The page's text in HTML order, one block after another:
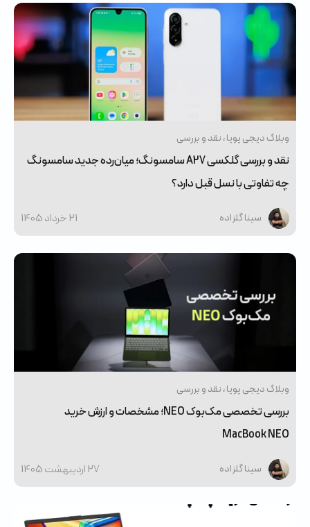
وبلاگ دیجی پویا نقد و بررسی
نقد و بررسی گلکسی A27 سامسونگ؛ میان‌رده جدید سامسونگ
چه تفاوتی با نسل قبل دارد؟
سینا گلزاده 21 خرداد 1405
وبلاگ دیجی پویا نقد و بررسی
بررسی تخصصی مک‌بوک NEO؛ مشخصات و ارزش خرید
MacBook NEO
سینا گلزاده 27 ارديبهشت 1405